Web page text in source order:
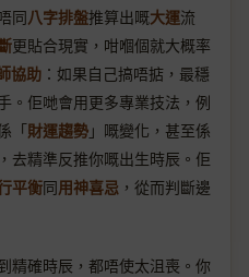
同八字排盤推算出嘅大運流
更貼合現實，咁嗰個就大概率
協助 ：如果自己搞唔掂，最穩
。佢哋會用更多專業技法，例
「財運趨勢 」嘅變化，甚至係
去精準反推你嘅出生時辰。佢
平衡同用神喜忌 ，從而判斷邊
精確時辰，都唔使太沮喪。你